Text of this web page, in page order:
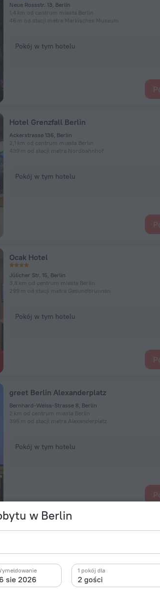
w Berlin
sie 2026 2 gości
1 pokój dla
Neue Rossstr. 13, Berlin
1,4 km od centrum miasta Berlin
46 m od stacji metra Markisches Museum
Pokój w tym hotelu
Hotel Grenzfall Berlin
Ackerstrasse 136, Berlin
2,1 km od centrum miasta Berlin
439 m od stacji metra Nordbahnhof
Pokój w tym hotelu
Ocak Hotel
Jülicher Str. 15, Berlin
3,8 km od centrum miasta Berlin
299 m od stacji metra Gesundbrunnen
Pokój w tym hotelu
greet Berlin Alexanderplatz
Bernhard-Weiss-Strasse 8, Berlin
2 km od centrum miasta Berlin
395 m od stacji metra Alexanderplatz
Pokój w tym hotelu
1,8 km od centrum miasta Berlin
Pokój w tym hotelu